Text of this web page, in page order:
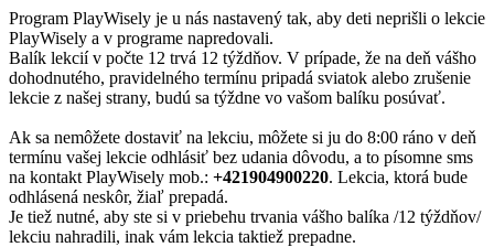
Program PlayWisely je u nás nastavený tak, aby deti neprišli o lekcie
PlayWisely a v programe napredovali.
Balík lekcií v počte 12 trvá 12 týždňov. V prípade, že na deň vášho
dohodnutého, pravidelného termínu pripadá sviatok alebo zrušenie
lekcie z našej strany, budú sa týždne vo vašom balíku posúvať.
Ak sa nemôžete dostaviť na lekciu, môžete si ju do 8:00 ráno v deň
termínu vašej lekcie odhlásiť bez udania dôvodu, a to písomne sms
na kontakt PlayWisely mob.: +421904900220. Lekcia, ktorá bude
odhlásená neskôr, žiaľ prepadá.
Je tiež nutné, aby ste si v priebehu trvania vášho balíka /12 týždňov/
lekciu nahradili, inak vám lekcia taktiež prepadne.